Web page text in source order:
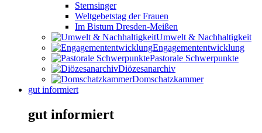
Sternsinger
Weltgebetstag der Frauen
Im Bistum Dresden-Meißen
Umwelt & Nachhaltigkeit
Engagemententwicklung
Pastorale Schwerpunkte
Diözesanarchiv
Domschatzkammer
gut informiert
gut informiert